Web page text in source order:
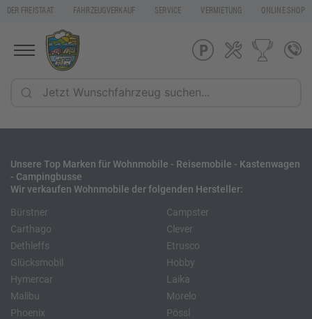
DER FREISTAAT FAHRZEUGVERKAUF SERVICE VERMIETUNG ONLINE SHOP
Unsere Top Marken für Wohnmobile - Reisemobile - Kastenwagen
- Campingbusse
Wir verkaufen Wohnmobile der folgenden Hersteller:
Bürstner
Carthago
Dethleffs
Glücksmobil
Hymercar
Malibu
Phoenix
Campster
Clever
Etrusco
Hobby
Laika
Morelo
Pössl